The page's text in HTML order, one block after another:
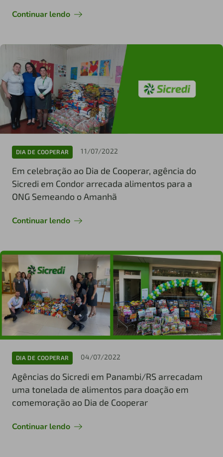
Continuar lendo
DIA DE COOPERAR 11/07/2022
Em celebração ao Dia de Cooperar, agência do
Sicredi em Condor arrecada alimentos para a
ONG Semeando o Amanhã
Continuar lendo
DIA DE COOPERAR 04/07/2022
Agências do Sicredi em Panambi/RS arrecadam
uma tonelada de alimentos para doação em
comemoração ao Dia de Cooperar
Continuar lendo